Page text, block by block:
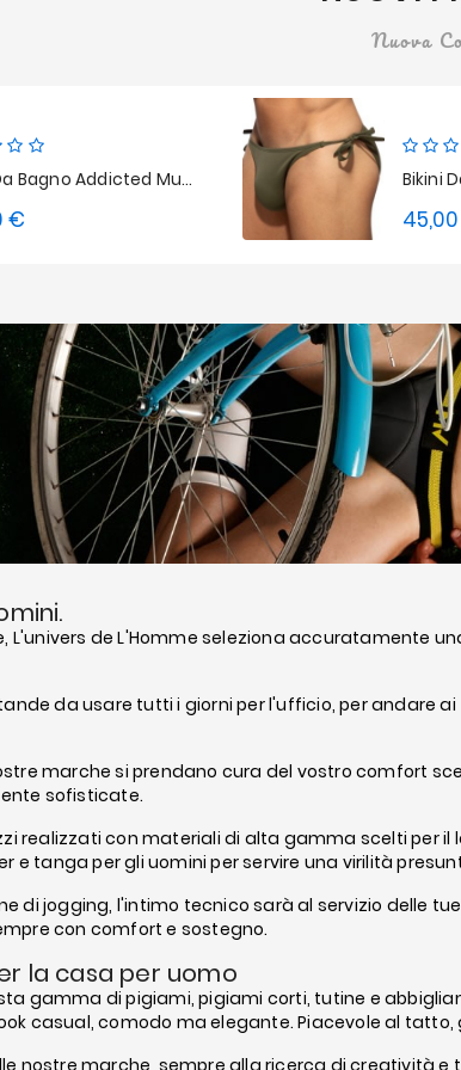
Nuova
Bikini Da Bagno Addicted Multi-Cord Brief - Marrone
€
L'univers de L'Homme seleziona accuratamente
da usare tutti i giorni per l'ufficio, per andare
marche si prendano cura del vostro comfort
sofisticate.
realizzati con materiali di alta gamma scelti per
e tanga per gli uomini per servire una virilità
di jogging, l'intimo tecnico sarà al servizio delle
con comfort e sostegno.
la casa per uomo
gamma di pigiami, pigiami corti, tutine e
casual, comodo ma elegante. Piacevole al